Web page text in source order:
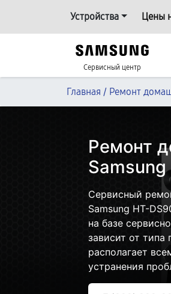
Устройства Цены
Сервисный центр
Главная / Ремонт
Ремонт
Сервисный
Samsung HT-
на базе
зависит от
располагает
устранения